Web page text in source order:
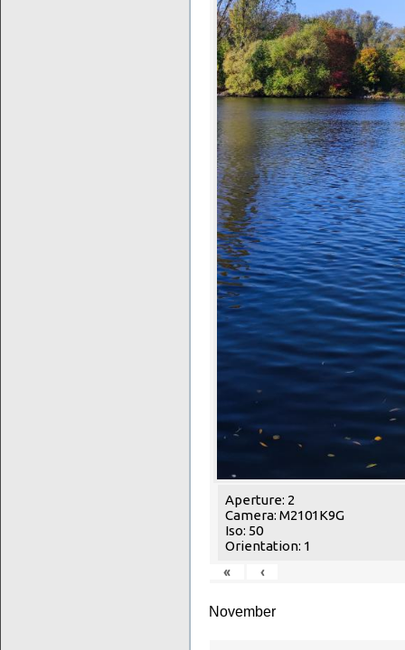
Aperture: 2
Camera: M2101K9G
Iso: 50
Orientation: 1
«
‹
November